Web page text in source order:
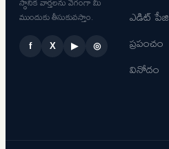
ముందుకు తీసుకువస్తాం.
f X ▶ ◎
ఎడిట్ పేజి
ప్రపంచం
వినోదం